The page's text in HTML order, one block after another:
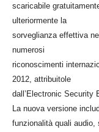
scaricabile
ulteriormente la
sorveglianza effettiva
numerosi
riconoscimenti
2012, attribuitole
dall’Electronic Security
La nuova versione
funzionalità quali audio,